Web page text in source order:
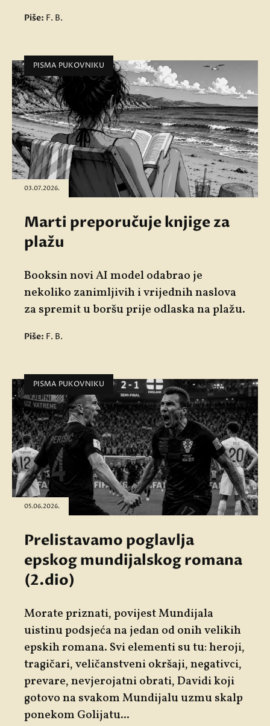
Piše: F. B.
PISMA PUKOVNIKU
03.07.2026.
Marti preporučuje knjige za
plažu
Booksin novi AI model odabrao je
nekoliko zanimljivih i vrijednih naslova
za spremit u boršu prije odlaska na plažu.
Piše: F. B.
PISMA PUKOVNIKU
05.06.2026.
Prelistavamo poglavlja
epskog mundijalskog romana
(2.dio)
Morate priznati, povijest Mundijala
uistinu podsjeća na jedan od onih velikih
epskih romana. Svi elementi su tu: heroji,
tragičari, veličanstveni okršaji, negativci,
prevare, nevjerojatni obrati, Davidi koji
gotovo na svakom Mundijalu uzmu skalp
ponekom Golijatu...